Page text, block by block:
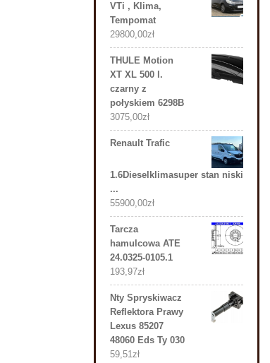
VTi , Klima,
Tempomat
29800,00zł
THULE Motion
XT XL 500 l.
czarny z
połyskiem 6298B
3075,00zł
Renault Trafic
1.6Dieselklimasuper stan niski
...
55900,00zł
Tarcza
hamulcowa ATE
24.0325-0105.1
193,97zł
Nty Spryskiwacz
Reflektora Prawy
Lexus 85207
48060 Eds Ty 030
59,51zł